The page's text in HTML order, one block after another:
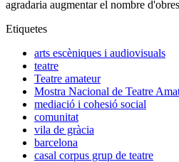
agradaria augmentar el nombre
Etiquetes
arts escèniques i audiovisuals
teatre
Teatre amateur
Mostra Nacional de Teatre
mediació i cohesió social
comunitat
vila de gràcia
barcelona
casal corpus grup de teatre